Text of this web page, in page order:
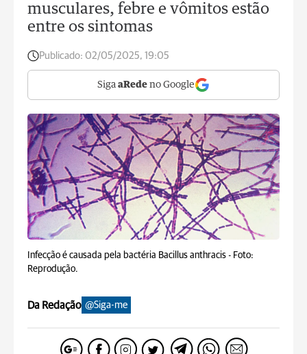
musculares, febre e vômitos estão
entre os sintomas
Publicado: 02/05/2025, 19:05
Siga aRede no Google
Infecção é causada pela bactéria Bacillus anthracis - Foto:
Reprodução.
Da Redação @Siga-me